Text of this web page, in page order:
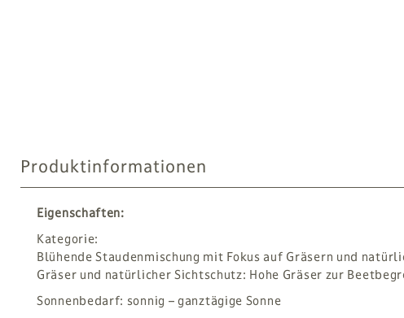
Produktinformationen
Eigenschaften:
Kategorie:
Blühende Staudenmischung mit Fokus auf Gräsern und
Gräser und natürlicher Sichtschutz: Hohe Gräser zur
Sonnenbedarf: sonnig – ganztägige Sonne